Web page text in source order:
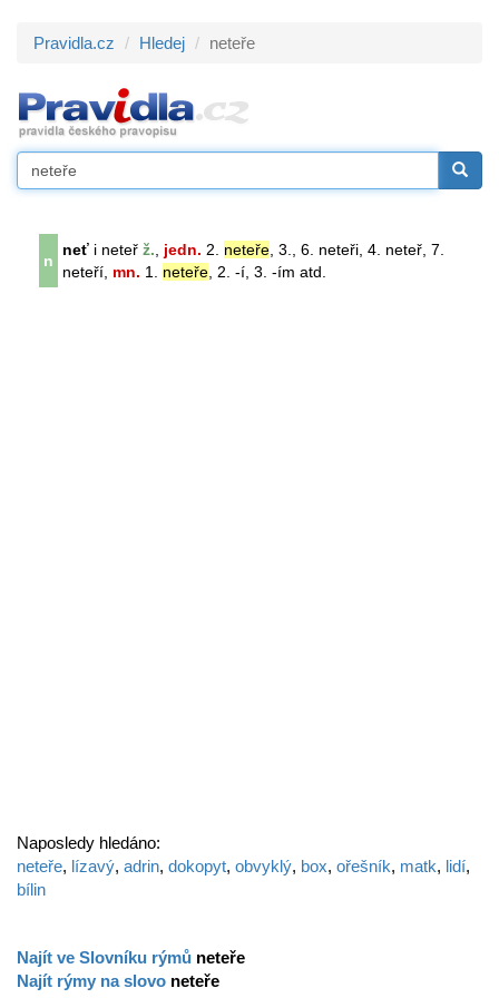
Pravidla.cz Hledej neteře
n
neť i neteř ž. jedn. 2. neteře , 3., 6. neteři, 4. neteř, 7.
neteří, mn. 1. neteře , 2. -í, 3. -ím atd.
Naposledy hledáno:
neteře, lízavý, adrin, dokopyt, obvyklý, box, ořešník, matk, lidí,
bílin
Najít ve Slovníku rýmů neteře
Najít rýmy na slovo neteře